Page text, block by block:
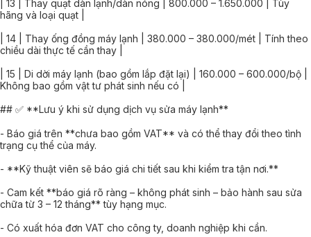
| 13 | Thay quạt dàn lạnh/dàn nóng | 800.000 – 1.650.000 | Tùy
hãng và loại quạt |
| 14 | Thay ống đồng máy lạnh | 380.000 – 380.000/mét | Tính theo
chiều dài thực tế cần thay |
| 15 | Di dời máy lạnh (bao gồm lắp đặt lại) | 160.000 – 600.000/bộ |
Không bao gồm vật tư phát sinh nếu có |
## ✅ **Lưu ý khi sử dụng dịch vụ sửa máy lạnh**
- Báo giá trên **chưa bao gồm VAT** và có thể thay đổi theo tình
trạng cụ thể của máy.
- **Kỹ thuật viên sẽ báo giá chi tiết sau khi kiểm tra tận nơi.**
- Cam kết **báo giá rõ ràng – không phát sinh – bảo hành sau sửa
chữa từ 3 – 12 tháng** tùy hạng mục.
- Có xuất hóa đơn VAT cho công ty, doanh nghiệp khi cần.